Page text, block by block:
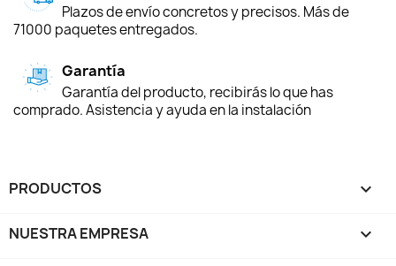
Plazos de envío concretos y precisos. Más de
71000 paquetes entregados.
Garantía
Garantía del producto, recibirás lo que has
comprado. Asistencia y ayuda en la instalación
PRODUCTOS 
NUESTRA EMPRESA 